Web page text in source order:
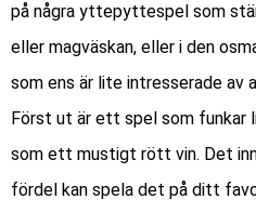
på några yttepyttespel som
eller magväskan, eller i den
som ens är lite intresserade av
Först ut är ett spel som funkar
som ett mustigt rött vin. Det
fördel kan spela det på ditt